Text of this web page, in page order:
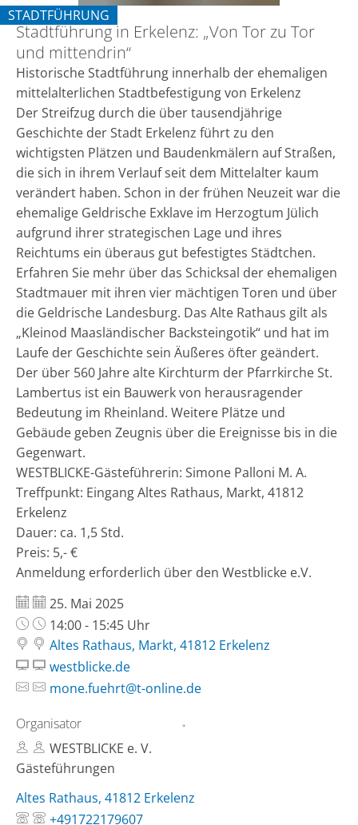
und
mittendrin“
STADTFÜHRUNG
KATEGORIE: STADTFÜHRUNG
Stadtführung in Erkelenz: „Von Tor zu Tor
und mittendrin“
Historische Stadtführung innerhalb der ehemaligen
mittelalterlichen Stadtbefestigung von Erkelenz
Der Streifzug durch die über tausendjährige
Geschichte der Stadt Erkelenz führt zu den
wichtigsten Plätzen und Baudenkmälern auf Straßen,
die sich in ihrem Verlauf seit dem Mittelalter kaum
verändert haben. Schon in der frühen Neuzeit war die
ehemalige Geldrische Exklave im Herzogtum Jülich
aufgrund ihrer strategischen Lage und ihres
Reichtums ein überaus gut befestigtes Städtchen.
Erfahren Sie mehr über das Schicksal der ehemaligen
Stadtmauer mit ihren vier mächtigen Toren und über
die Geldrische Landesburg. Das Alte Rathaus gilt als
„Kleinod Maasländischer Backsteingotik“ und hat im
Laufe der Geschichte sein Äußeres öfter geändert.
Der über 560 Jahre alte Kirchturm der Pfarrkirche St.
Lambertus ist ein Bauwerk von herausragender
Bedeutung im Rheinland. Weitere Plätze und
Gebäude geben Zeugnis über die Ereignisse bis in die
Gegenwart.
WESTBLICKE-Gästeführerin: Simone Palloni M. A.
Treffpunkt: Eingang Altes Rathaus, Markt, 41812
Erkelenz
Dauer: ca. 1,5 Std.
Preis: 5,- €
Anmeldung erforderlich über den Westblicke e.V.
Datum:
25. Mai 2025
Uhrzeit:
14:00 - 15:45 Uhr
Altes Rathaus, Markt, 41812 Erkelenz
westblicke.de
mone.fuehrt@t-online.de
Organisator
WESTBLICKE e. V.
Gästeführungen
Altes Rathaus, 41812 Erkelenz
+491722179607